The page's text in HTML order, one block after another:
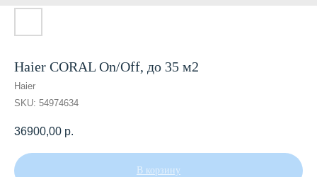
Haier CORAL On/Off, до 35 м2
Haier
SKU: 54974634
36900,00 р.
В корзину